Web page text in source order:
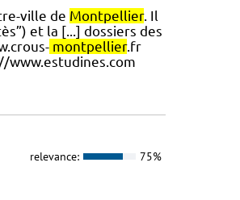
ville de Montpellier. Il
et la [...] dossiers des
montpellier.fr
www.estudines.com
relevance: 75%